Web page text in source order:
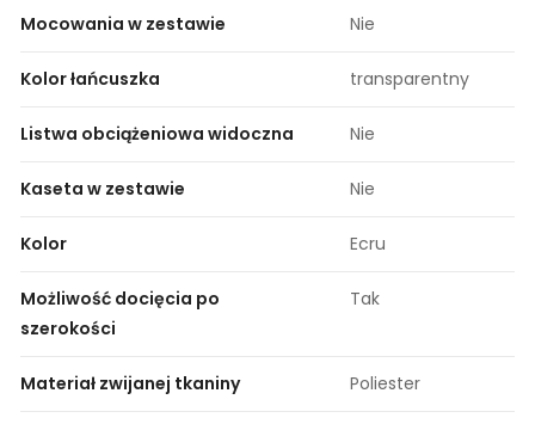
Mocowania w zestawie Nie
Kolor łańcuszka transparentny
Listwa obciążeniowa widoczna Nie
Kaseta w zestawie Nie
Kolor Ecru
Możliwość docięcia po
szerokości
Tak
Materiał zwijanej tkaniny Poliester